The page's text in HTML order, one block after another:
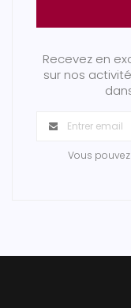
Recevez en
sur nos
Vous